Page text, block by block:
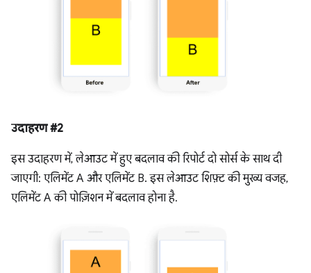
उदाहरण #2
इस उदाहरण में, लेआउट में हुए बदलाव की रिपोर्ट दो सोर्स के साथ दी
जाएगी: एलिमेंट A और एलिमेंट B. इस लेआउट शिफ़्ट की मुख्य वजह,
एलिमेंट A की पोज़िशन में बदलाव होना है.